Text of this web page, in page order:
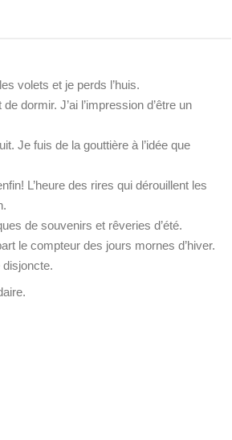
volets et je perds l’huis.
dormir. J’ai l’impression d’être un
Je fuis de la gouttière à l’idée que
L’heure des rires qui dérouillent les
de souvenirs et rêveries d’été.
le compteur des jours mornes d’hiver.